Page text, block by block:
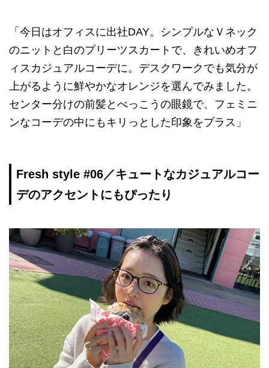
「今日はオフィスに出社DAY。シンプルなＶネック
のニットと白のプリーツスカートで、きれいめオフ
ィスカジュアルコーデに。デスクワークでも気分が
上がるように鮮やかなオレンジを選んでみました。
センター分けの前髪とべっこうの眼鏡で、フェミニ
ンなコーデの中にもキリっとした印象をプラス」
Fresh style #06／キュートなカジュアルコー
デのアクセントにもぴったり